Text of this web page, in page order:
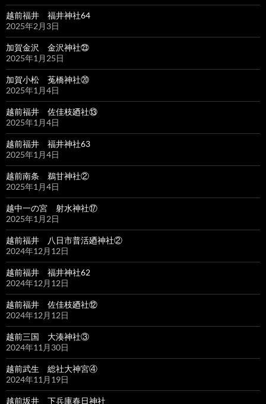
越前福井 福井神社64
2025年2月3日
加賀金沢 金沢神社㉓
2025年1月25日
加賀小松 菟橋神社⑳
2025年1月4日
越前福井 佐佳枝廼社⑬
2025年1月4日
越前福井 福井神社63
2025年1月4日
越前南条 鵜甘神社②
2025年1月4日
越中一の宮 射水神社⑰
2025年1月2日
越前福井 八日市普活廼神社②
2024年12月12日
越前福井 福井神社62
2024年12月12日
越前福井 佐佳枝廼社⑫
2024年12月12日
越前三国 大湊神社③
2024年11月30日
越前武生 総社大神宮④
2024年11月19日
越前坂井 下兵庫春日神社